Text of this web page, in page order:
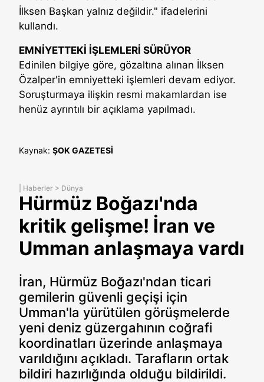
İlksen Başkan yalnız değildir." ifadelerini
kullandı.
EMNİYETTEKİ İŞLEMLERİ SÜRÜYOR
Edinilen bilgiye göre, gözaltına alınan İlksen
Özalper'in emniyetteki işlemleri devam ediyor.
Soruşturmaya ilişkin resmi makamlardan ise
henüz ayrıntılı bir açıklama yapılmadı.
Kaynak: ŞOK GAZETESİ
Haberler > Dünya
Hürmüz Boğazı'nda
kritik gelişme! İran ve
Umman anlaşmaya vardı
İran, Hürmüz Boğazı'ndan ticari
gemilerin güvenli geçişi için
Umman'la yürütülen görüşmelerde
yeni deniz güzergahının coğrafi
koordinatları üzerinde anlaşmaya
varıldığını açıkladı. Tarafların ortak
bildiri hazırlığında olduğu bildirildi.